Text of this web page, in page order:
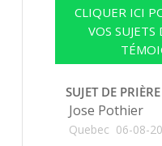
CLIQUER ICI
VOS
SUJET DE PRIÈRE
Jose Pothier
Quebec 06-08-